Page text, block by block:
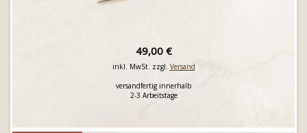
49,00 €
inkl. MwSt. zzgl. Versand
versandfertig innerhalb
2-3 Arbeitstage